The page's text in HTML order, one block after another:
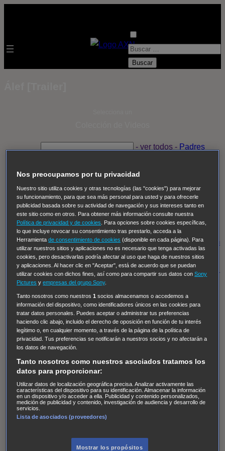
B
- ver todos - Padres
Despedida Salvaje Despedida Salvaje
Thomas, el ojo del FBI Pan Am Dawson crece
Insomnia El Guardián The Blacklist Cinco en familia
Hudson & Rex Diez libras y un sueño Mr Loverman
Regreso al futuro III NUEVE CUERPOS Los últimos
caballeros Tormenta infinita Sing Street Cobra Kai
Tom
y Lola High Country Los casos de Susan Ryeland:
Moonflower Murders Twisted Metal Mentes Criminales:
Evolution Terapia de Choque
Hailey Dean Without Sin: Libre de Culpa Morbius
NCIS: Nueva Orleans
Pandora En fuera de juego
The Shield: Al margen de la ley Duplicated Preacher
The Killing Kind Intersecciones DOC Bite Club
Chicago Fire
de personas desaparecidas Mad Dogs La Sustituta
Ladrón de guante blanco
AXN Masters of Sex Three Pines Accused CarterAlice
Nevers Crossing Lines Einstein Sobrenatural Cómo
defender a un asesino
Reckoning: Ajuste de Cuentas
Nos preocupamos por tu privacidad
Nuestro sitio utiliza cookies y otras tecnologías (las "cookies") para mejorar
su funcionamiento, para que sea más personal para usted y para ofrecerle
publicidad basada sobre su actividad de navegación y sus intereses tanto en
este sitio como en otros. Para obtener más información consulte nuestra
Política de privacidad y de cookies
. Para opciones sobre cookies específicas,
lo que incluye revocar su consentimiento tras prestarlo, acceda a la
Herramientade consentimiento de cookies (disponible en cada página). Para
utilizar nuestros sitios y aplicaciones no es necesario que tenga activadas las
cookies, pero desactivarlas podría afectar al uso que haga de nuestros sitios
y aplicaciones. Al hacer clic en "Aceptar", está de acuerdo que se puedan
utilizar cookies con dichos fines, así como para compartir sus datos conSony
Pictures yempresas del grupo Sony.
Tanto nosotros como nuestros1 socios almacenamos o accedemos a
información del dispositivo, como identificadores únicos en las cookies para
tratar datos personales. Puedes aceptar o administrar tus preferencias
haciendo clic abajo, incluido el derecho de oposición en función de tu interés
legítimo o, en cualquier momento, a través de la página de la política de
privacidad. Tus preferencias se notificarán a nuestros socios y no afectarán a
los datos de navegación.
Tanto nosotros como nuestros asociados tratamos los
datos para proporcionar:
Utilizar datos de localización geográfica precisa. Analizar activamente las
características del dispositivo para su identificación. Almacenar la información
en un dispositivo y/o acceder a ella. Publicidad y contenido personalizados,
medición de publicidad y contenido, investigación de audiencia y desarrollo de
servicios.
Lista de asociados (proveedores)
Mostrar los propósitos